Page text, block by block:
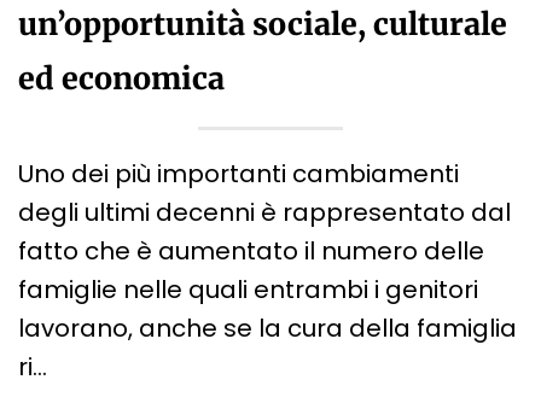
un’opportunità sociale, culturale
ed economica
Uno dei più importanti cambiamenti
degli ultimi decenni è rappresentato dal
fatto che è aumentato il numero delle
famiglie nelle quali entrambi i genitori
lavorano, anche se la cura della famiglia
ri…